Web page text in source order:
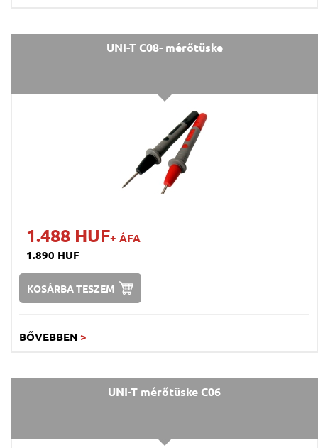
UNI-T C08- mérőtüske
1.488 HUF+ ÁFA
1.890 HUF
KOSÁRBA TESZEM
BŐVEBBEN >
UNI-T mérőtüske C06